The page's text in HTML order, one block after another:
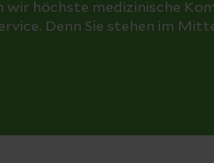
wir höchste medizinische
Denn Sie stehen im